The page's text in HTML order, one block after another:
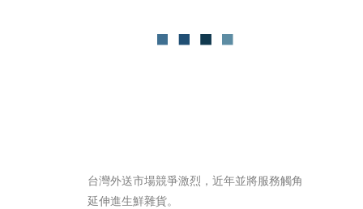
台灣外送市場競爭激烈，近年並將服務觸角
延伸進生鮮雜貨。